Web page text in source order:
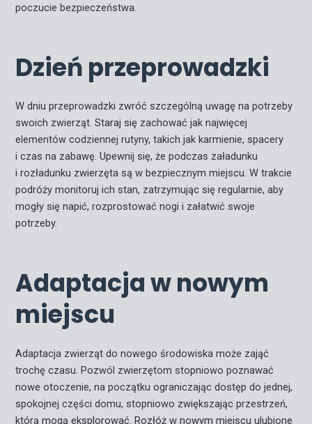
poczucie bezpieczeństwa.
Dzień przeprowadzki
W dniu przeprowadzki zwróć szczególną uwagę na potrzeby
swoich zwierząt. Staraj się zachować jak najwięcej
elementów codziennej rutyny, takich jak karmienie, spacery
i czas na zabawę. Upewnij się, że podczas załadunku
i rozładunku zwierzęta są w bezpiecznym miejscu. W trakcie
podróży monitoruj ich stan, zatrzymując się regularnie, aby
mogły się napić, rozprostować nogi i załatwić swoje
potrzeby.
Adaptacja w nowym
miejscu
Adaptacja zwierząt do nowego środowiska może zająć
trochę czasu. Pozwól zwierzętom stopniowo poznawać
nowe otoczenie, na początku ograniczając dostęp do jednej,
spokojnej części domu, stopniowo zwiększając przestrzeń,
którą mogą eksplorować. Rozłóż w nowym miejscu ulubione